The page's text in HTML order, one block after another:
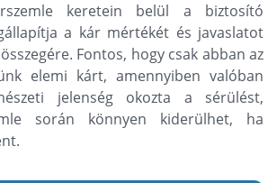
keretein belül a biztosító
a kár mértékét és javaslatot
Fontos, hogy csak abban az
elemi kárt, amennyiben valóban
jelenség okozta a sérülést,
során könnyen kiderülhet, ha